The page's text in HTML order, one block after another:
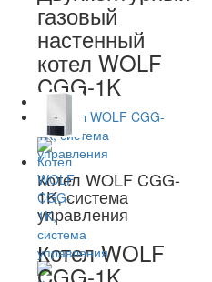
газовый
настенный
котел WOLF
CGG-1K
Котел WOLF CGG-
1K, система
управления
Котел WOLF